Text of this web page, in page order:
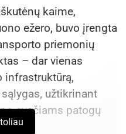
kaime,
ežero, buvo įrengta
priemonių
– dar vienas
užtikrinant
svečiams patogų